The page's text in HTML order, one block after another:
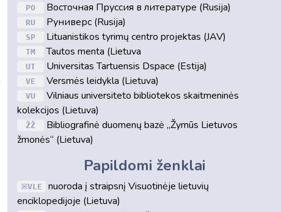
PO Восточная Пруссия в литературе (Rusija)
RU Руниверс (Rusija)
SP Lituanistikos tyrimų centro projektas (JAV)
TM Tautos menta (Lietuva
UT Universitas Tartuensis Dspace (Estija)
VE Versmės leidykla (Lietuva)
VU
Vilniaus universiteto bibliotekos skaitmeninės
kolekcijos (Lietuva)
ŽŽ
Bibliografinė duomenų bazė „Žymūs Lietuvos
žmonės“ (Lietuva)
Papildomi ženklai
VLE
nuoroda į straipsnį Visuotinėje lietuvių
enciklopedijoje (Lietuva)